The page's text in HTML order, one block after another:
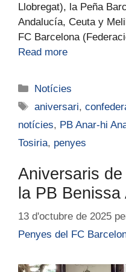
Llobregat), la Peña
Andalucía, Ceuta y
FC Barcelona
Read more
Notícies
aniversari,
notícies, PB Anar-hi
Tosiria, penyes
Aniversaris
la PB
13 d'octubre de 2025
Penyes del FC